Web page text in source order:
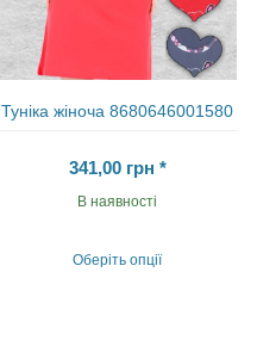
Туніка жіноча 8680646001580
341,00 грн *
В наявності
Оберіть опції